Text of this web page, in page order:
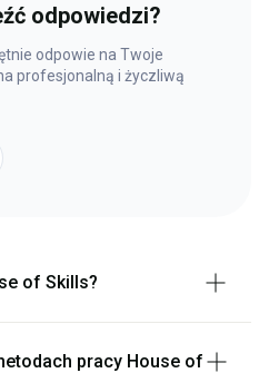
odpowiedzi?
odpowie na Twoje
profesjonalną i życzliwą
of Skills?
pracy House of